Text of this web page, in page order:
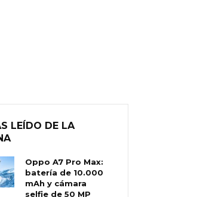
LEÍDO DE LA
Oppo A7 Pro Max:
batería de 10.000
mAh y cámara
selfie de 50 MP